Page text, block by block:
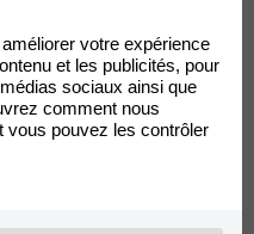
Embout Pédale Frein
Factory Racing Aluminium
votre expérience
et les publicités, pour
sociaux ainsi que
comment nous
vous pouvez les contrôler